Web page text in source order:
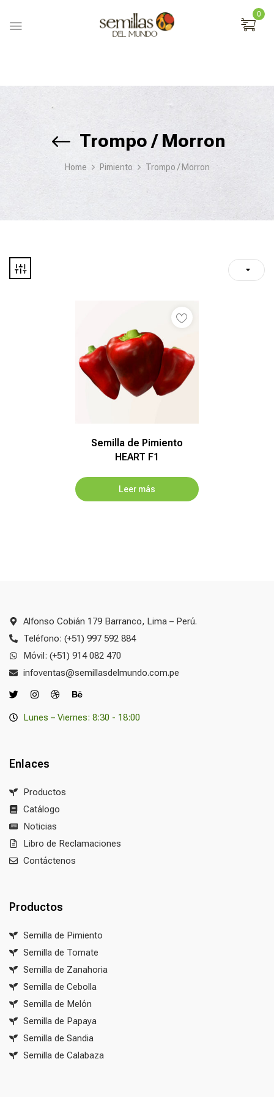
0
Trompo / Morron
Home Pimiento Trompo / Morron
Semilla de Pimiento
HEART F1
Leer más
Alfonso Cobián 179 Barranco, Lima – Perú.
Teléfono: (+51) 997 592 884
Móvil: (+51) 914 082 470
infoventas@semillasdelmundo.com.pe
Lunes – Viernes: 8:30 - 18:00
Enlaces
Productos
Catálogo
Noticias
Libro de Reclamaciones
Contáctenos
Productos
Semilla de Pimiento
Semilla de Tomate
Semilla de Zanahoria
Semilla de Cebolla
Semilla de Melón
Semilla de Papaya
Semilla de Sandia
Semilla de Calabaza